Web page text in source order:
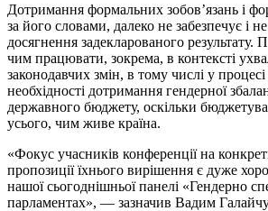
Дотримання формальних зобов’язань і
за його словами, далеко не забезпечує і
досягнення задекларованого результату.
чим працювати, зокрема, в контексті
законодавчих змін, в тому числі у
необхідності дотримання гендерної
державного бюджету, оскільки
усього, чим живе країна.
«Фокус учасників конференції на
пропозиції їхнього вирішення є дуже
нашої сьогоднішньої панелі «Гендерно
парламентах», — зазначив Вадим